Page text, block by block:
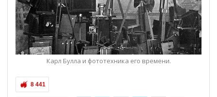
Карл Булла и фототехника его времени.
8 441